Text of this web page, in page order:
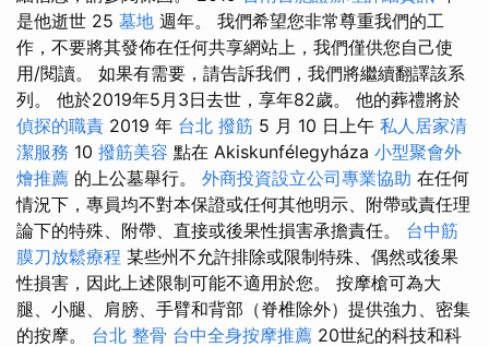
是他逝世 25 墓地 週年。 我們希望您非常尊重我們的工
作，不要將其發佈在任何共享網站上，我們僅供您自己使
用/閱讀。 如果有需要，請告訴我們，我們將繼續翻譯該系
列。 他於2019年5月3日去世，享年82歲。 他的葬禮將於
偵探的職責 2019 年 台北 撥筋 5 月 10 日上午 私人居家清
潔服務 10 撥筋美容 點在 Akiskunfélegyháza 小型聚會外
燴推薦 的上公墓舉行。 外商投資設立公司專業協助 在任何
情況下，專員均不對本保證或任何其他明示、附帶或責任理
論下的特殊、附帶、直接或後果性損害承擔責任。 台中筋
膜刀放鬆療程 某些州不允許排除或限制特殊、偶然或後果
性損害，因此上述限制可能不適用於您。 按摩槍可為大
腿、小腿、肩膀、手臂和背部（脊椎除外）提供強力、密集
的按摩。 台北 整骨 台中全身按摩推薦 20世紀的科技和科